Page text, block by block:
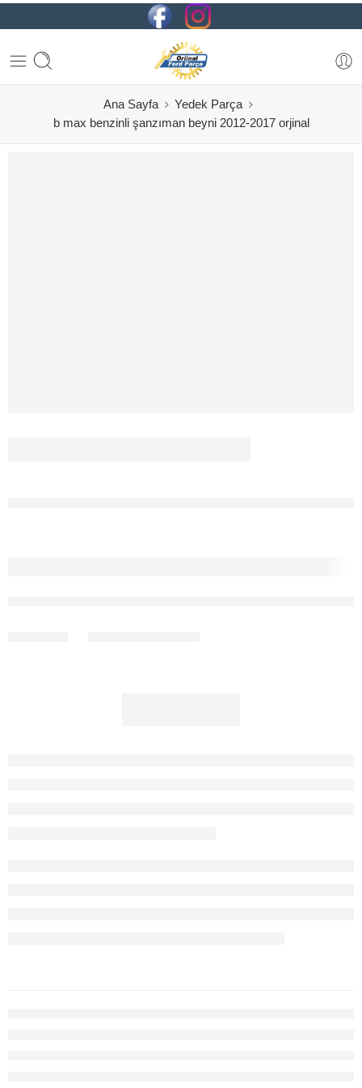
Ana Sayfa
Yedek Parça
b max benzinli şanzıman beyni 2012-2017 orjinal